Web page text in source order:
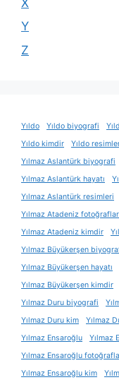
Y
Z
Yıldo Yıldo biyografi
Yıldo kimdir
Yıldo
Yılmaz Aslantürk biyografi
Yılmaz Aslantürk hayatı
Yılmaz Aslantürk resimleri
Yılmaz Atadeniz
Yılmaz Atadeniz kimdir
Yılmaz Büyükerşen
Yılmaz Büyükerşen hayatı
Yılmaz Büyükerşen kimdir
Yılmaz Duru biyografi
Yılmaz Duru kim
Yılmaz
Yılmaz Ensaroğlu
Yılmaz
Yılmaz Ensaroğlu
Yılmaz Ensaroğlu kim